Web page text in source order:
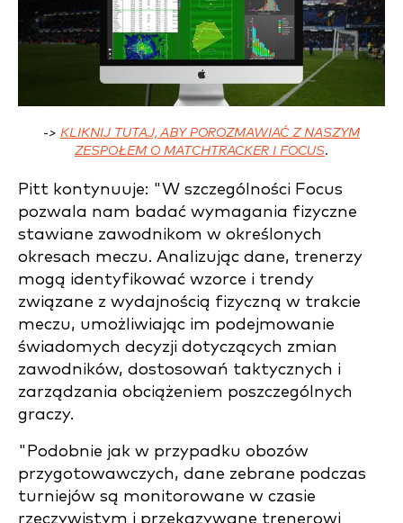
-> KLIKNIJ TUTAJ, ABY POROZMAWIAĆ Z NASZYM
ZESPOŁEM O MATCHTRACKER I FOCUS.
Pitt kontynuuje: "W szczególności Focus
pozwala nam badać wymagania fizyczne
stawiane zawodnikom w określonych
okresach meczu. Analizując dane, trenerzy
mogą identyfikować wzorce i trendy
związane z wydajnością fizyczną w trakcie
meczu, umożliwiając im podejmowanie
świadomych decyzji dotyczących zmian
zawodników, dostosowań taktycznych i
zarządzania obciążeniem poszczególnych
graczy.
"Podobnie jak w przypadku obozów
przygotowawczych, dane zebrane podczas
turniejów są monitorowane w czasie
rzeczywistym i przekazywane trenerowi